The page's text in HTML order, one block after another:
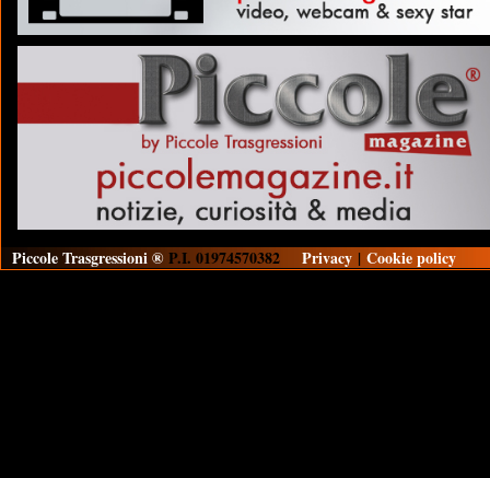
Piccole Trasgressioni ® P.I. 01974570382 Privacy | Cookie policy